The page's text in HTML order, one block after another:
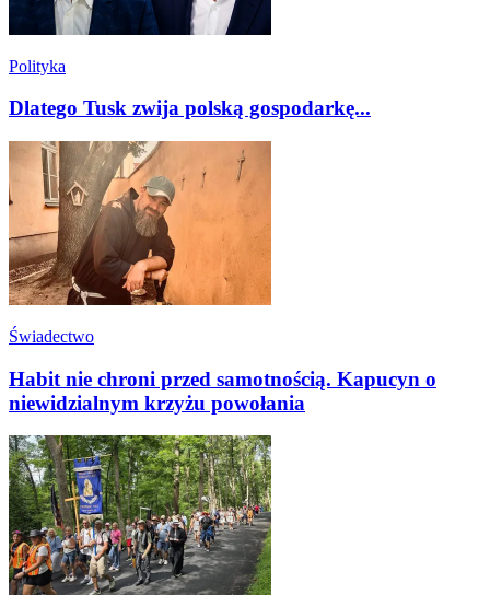
Polityka
Dlatego Tusk zwija polską gospodarkę...
Świadectwo
Habit nie chroni przed samotnością. Kapucyn o
niewidzialnym krzyżu powołania